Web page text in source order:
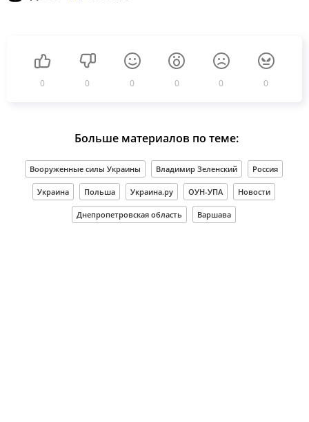
0 0 0 0 0 0
Больше материалов по теме:
Вооруженные силы Украины Владимир Зеленский Россия
Украина Польша Украина.ру ОУН-УПА Новости
Днепропетровская область Варшава